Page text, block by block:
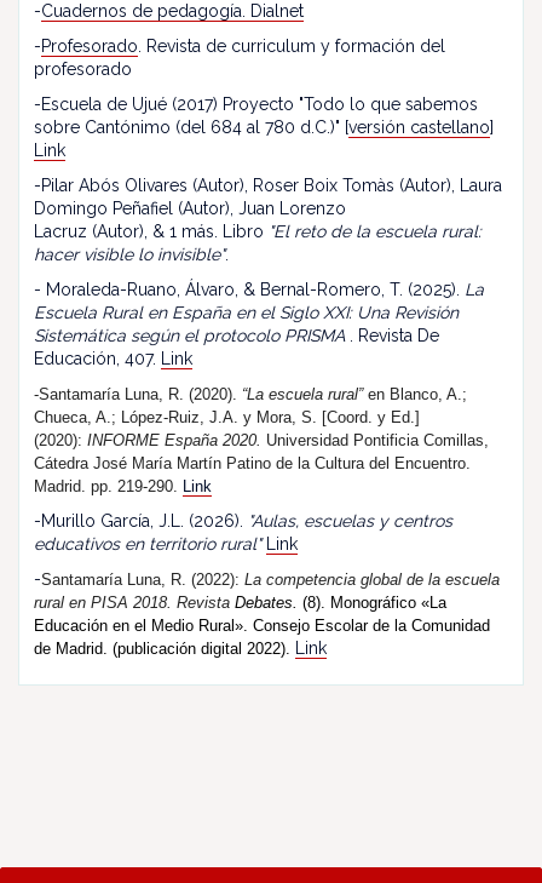
-Cuadernos de pedagogía. Dialnet
-Profesorado . Revista de curriculum y formación del
profesorado
-Escuela de Ujué (2017) Proyecto "Todo lo que sabemos
sobre Cantónimo (del 684 al 780 d.C.)" [versión castellano]
Link
-Pilar Abós Olivares (Autor), Roser Boix Tomàs (Autor), Laura
Domingo Peñafiel (Autor), Juan Lorenzo
Lacruz (Autor), & 1 más. Libro "El reto de la escuela rural:
hacer visible lo invisible".
- Moraleda-Ruano, Álvaro, & Bernal-Romero, T. (2025). La
Escuela Rural en España en el Siglo XXI: Una Revisión
Sistemática según el protocolo PRISMA . Revista De
Educación, 407.
Link
-Santamaría Luna, R. (2020). “La escuela rural”en Blanco, A.;
Chueca, A.; López-Ruiz, J.A. y Mora, S. [Coord. y Ed.]
(2020): INFORME España 2020. Universidad Pontificia Comillas,
Cátedra José María Martín Patino de la Cultura del Encuentro.
Madrid. pp. 219-290. Link
-Murillo García, J.L. (2026).
"Aulas, escuelas y centros
educativos en territorio rural"
Link
-Santamaría Luna, R. (2022): La competencia global de la escuela
rural en PISA 2018. Revista Debates. (8). Monográfico «La
Educación en el Medio Rural». Consejo Escolar de la Comunidad
de Madrid. (publicación digital 2022).
Link